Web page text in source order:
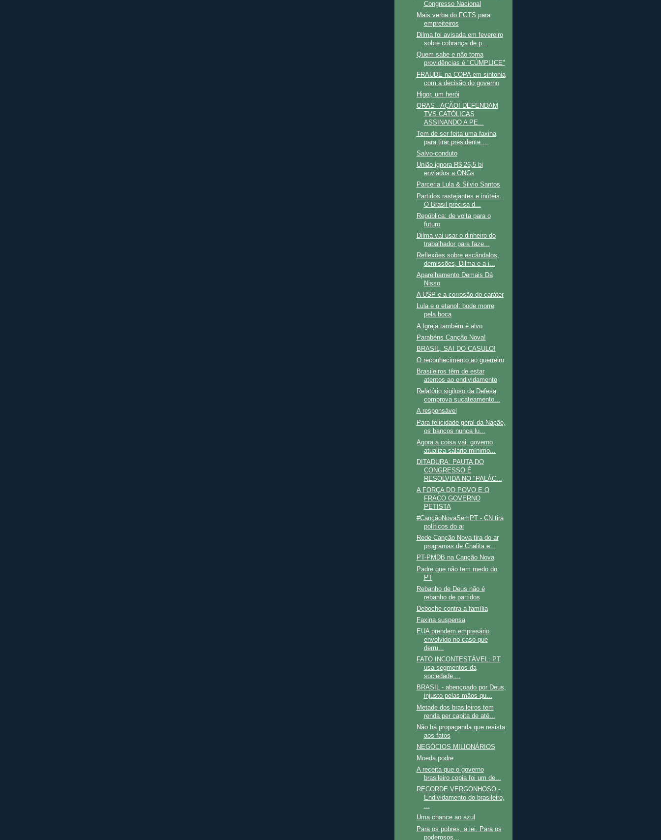
Congresso Nacional
Mais verba do FGTS para
empreiteiros
Dilma foi avisada em fevereiro
sobre cobrança de p...
Quem sabe e não toma
providências é "CÚMPLICE"
FRAUDE na COPA em sintonia
com a decisão do governo
Higor, um herói
ORAS - AÇÃO! DEFENDAM
TVS CATÓLICAS
ASSINANDO A PE...
Tem de ser feita uma faxina
para tirar presidente ...
Salvo-conduto
União ignora R$ 26,5 bi
enviados a ONGs
Parceria Lula & Silvio Santos
Partidos rastejantes e inúteis.
O Brasil precisa d...
República: de volta para o
futuro
Dilma vai usar o dinheiro do
trabalhador para faze...
Reflexões sobre escândalos,
demissões, Dilma e a i...
Aparelhamento Demais Dá
Nisso
A USP e a corrosão do caráter
Lula e o etanol: bode morre
pela boca
A Igreja também é alvo
Parabéns Canção Nova!
BRASIL, SAI DO CASULO!
O reconhecimento ao guerreiro
Brasileiros têm de estar
atentos ao endividamento
Relatório sigiloso da Defesa
comprova sucateamento...
A responsável
Para felicidade geral da Nação,
os bancos nunca lu...
Agora a coisa vai: governo
atualiza salário mínimo...
DITADURA: PAUTA DO
CONGRESSO É
RESOLVIDA NO "PALÁC...
A FORÇA DO POVO E O
FRACO GOVERNO
PETISTA
#CançãoNovaSemPT - CN tira
políticos do ar
Rede Canção Nova tira do ar
programas de Chalita e...
PT-PMDB na Canção Nova
Padre que não tem medo do
PT
Rebanho de Deus não é
rebanho de partidos
Deboche contra a família
Faxina suspensa
EUA prendem empresário
envolvido no caso que
derru...
FATO INCONTESTÁVEL: PT
usa segmentos da
sociedade,...
BRASIL - abençoado por Deus,
injusto pelas mãos qu...
Metade dos brasileiros tem
renda per capita de até...
Não há propaganda que resista
aos fatos
NEGÓCIOS MILIONÁRIOS
Moeda podre
A receita que o governo
brasileiro copia foi um de...
RECORDE VERGONHOSO -
Endividamento do brasileiro,
...
Uma chance ao azul
Para os pobres, a lei. Para os
poderosos...